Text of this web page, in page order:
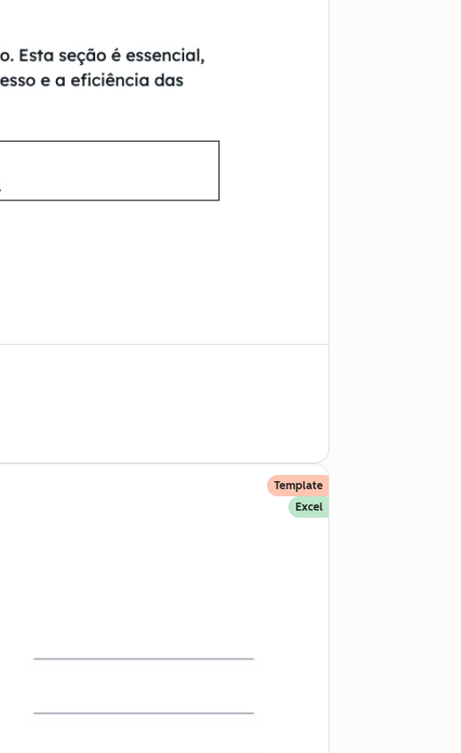
Template
Excel